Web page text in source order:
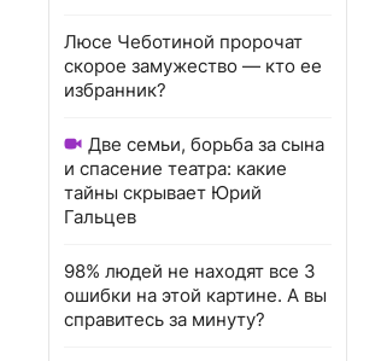
Люсе Чеботиной пророчат
скорое замужество — кто ее
избранник?
Две семьи, борьба за сына
и спасение театра: какие
тайны скрывает Юрий
Гальцев
98% людей не находят все 3
ошибки на этой картине. А вы
справитесь за минуту?